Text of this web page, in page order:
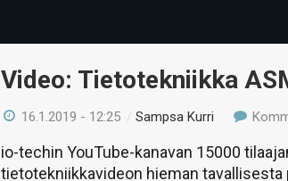
Video: Tietotekniikka
16.1.2019 - 12:25 /Sampsa Kurri
io-techin YouTube-kanavan 15000
tietotekniikkavideon hieman tavallisesta